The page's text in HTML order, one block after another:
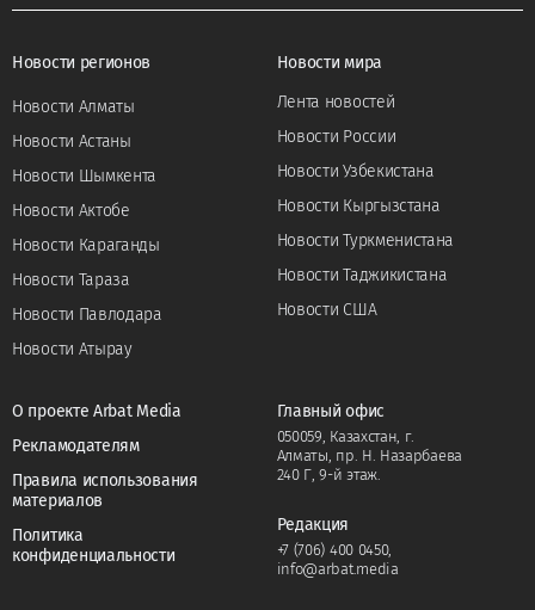
Новости регионов
Новости Алматы
Новости Астаны
Новости Шымкента
Новости Актобе
Новости Караганды
Новости Тараза
Новости Павлодара
Новости Атырау
Новости мира
Лента новостей
Новости России
Новости Узбекистана
Новости Кыргызстана
Новости Туркменистана
Новости Таджикистана
Новости США
О проекте Arbat Media
Рекламодателям
Правила использования
материалов
Политика
конфиденциальности
Главный офис
050059, Казахстан, г.
Алматы, пр. Н. Назарбаева
240 Г, 9-й этаж.
Редакция
+7 (706) 400 0450,
info@arbat.media